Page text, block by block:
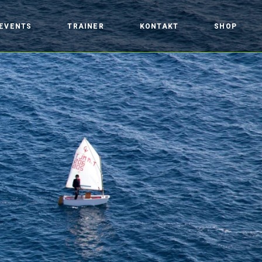
TRAINER KONTAKT SHOP